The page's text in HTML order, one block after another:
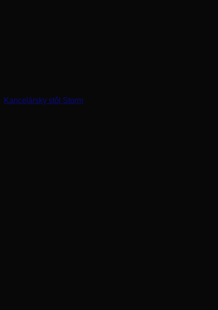
Kancelársky stôl Storm